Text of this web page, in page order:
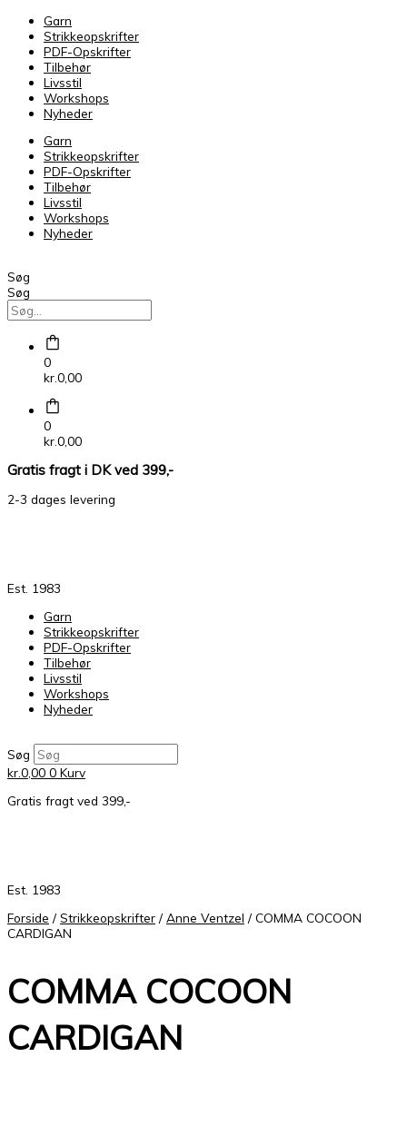
Garn
Strikkeopskrifter
PDF-Opskrifter
Tilbehør
Livsstil
Workshops
Nyheder
Garn
Strikkeopskrifter
PDF-Opskrifter
Tilbehør
Livsstil
Workshops
Nyheder
Søg
Søg
0
kr.0,00
0
kr.0,00
Gratis fragt i DK ved 399,-
2-3 dages levering
Est. 1983
Garn
Strikkeopskrifter
PDF-Opskrifter
Tilbehør
Livsstil
Workshops
Nyheder
Søg
kr.0,00 0 Kurv
Gratis fragt ved 399,-
Est. 1983
Forside / Strikkeopskrifter / Anne Ventzel / COMMA COCOON
CARDIGAN
COMMA COCOON
CARDIGAN
COCOON
CARDIGAN
antal